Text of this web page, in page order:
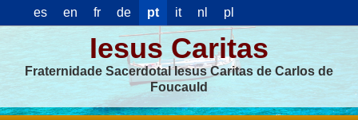
es en fr de pt it nl pl
Iesus Caritas
Fraternidade Sacerdotal Iesus Caritas de Carlos de
Foucauld